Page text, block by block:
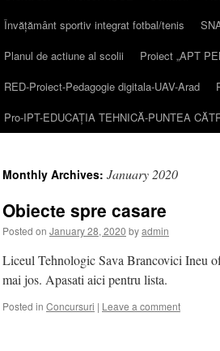
content
Învățământ sportiv integrat fotbal/tenis
Planul de actiune al scolii
Proiect „APT
RED-Proiect-Pedagogie digitala-UAV-Arad
Pro-IPT-EDUCAȚIA TEHNICĂ-PUNTEA
Monthly Archives: January 2020
Obiecte spre casare
Posted on January 28, 2020 byadmin
Liceul Tehnologic Sava Brancovici Ineu
mai jos. Apasati aici pentru lista.
Posted in Concursuri | Leave a comment